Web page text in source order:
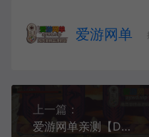
爱游网单
上一篇：
爱游网单亲测【DNF60】更新修复版 天空之海的巨献 未加密PVF GM后台工具单机版仿ACT4复古UI 5职业虚拟机一键端视频安装教学